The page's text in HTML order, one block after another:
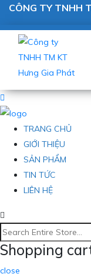
CÔNG TY TNHH
TRANG CHỦ
GIỚI THIỆU
SẢN PHẨM
TIN TỨC
LIÊN HỆ
Shopping
close